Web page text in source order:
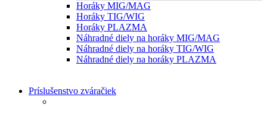
Horáky MIG/MAG
Horáky TIG/WIG
Horáky PLAZMA
Náhradné diely na horáky MIG/MAG
Náhradné diely na horáky TIG/WIG
Náhradné diely na horáky PLAZMA
Príslušenstvo zváračiek